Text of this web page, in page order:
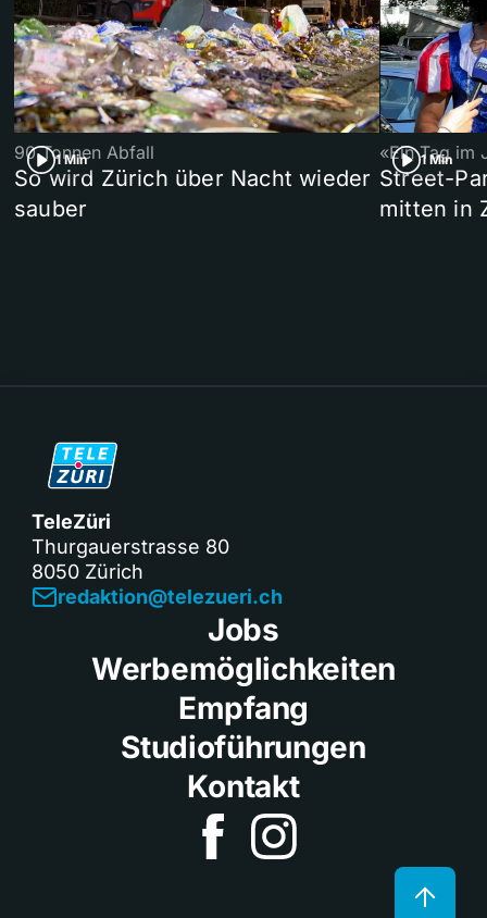
1 Min
90 Tonnen Abfall
So wird Zürich über Nacht wieder
sauber
1 Min
«Ein Tag im
Street-
mitten in
TeleZüri
Thurgauerstrasse 80
8050 Zürich
redaktion@telezueri.ch
Jobs
Werbemöglichkeiten
Empfang
Studioführungen
Kontakt